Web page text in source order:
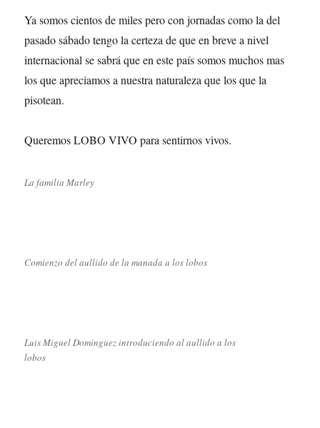
Ya somos cientos de miles pero con jornadas como la del
pasado sábado tengo la certeza de que en breve a nivel
internacional se sabrá que en este país somos muchos mas
los que apreciamos a nuestra naturaleza que los que la
pisotean.
Queremos LOBO VIVO para sentirnos vivos.
La familia Marley
Comienzo del aullido de la manada a los lobos
Luis Miguel Dominguez introduciendo al aullido a los
lobos